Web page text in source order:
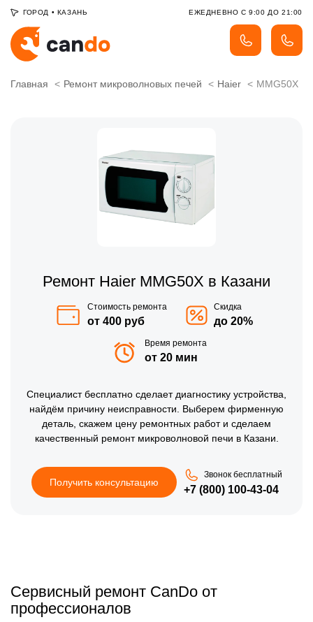
ГОРОД • КАЗАНЬ ЕЖЕДНЕВНО С 9:00 ДО 21:00
Главная Ремонт микроволновых печей Haier MMG50X
Ремонт Haier MMG50X в Казани
Стоимость ремонта
от 400 руб
Скидка
до 20%
Время ремонта
от 20 мин
Специалист бесплатно сделает диагностику устройства,
найдём причину неисправности. Выберем фирменную
деталь, скажем цену ремонтных работ и сделаем
качественный ремонт микроволновой печи в Казани.
Получить консультацию
Звонок бесплатный
+7 (800) 100-43-04
Сервисный ремонт CanDo от
профессионалов